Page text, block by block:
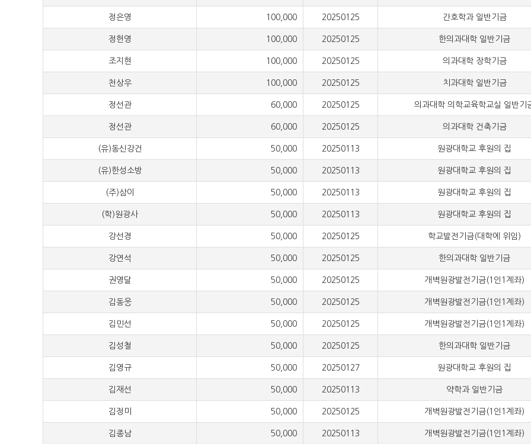
정은영 100,000 20250125 간호학과 일반기금
정헌영 100,000 20250125 한의과대학 일반기금
조지현 100,000 20250125 의과대학 장학기금
천상우 100,000 20250125 치과대학 일반기금
정선관 60,000 20250125 의과대학 의학교육학교실 일반기
정선관 60,000 20250125 의과대학 건축기금
(유)동신강건 50,000 20250113 원광대학교 후원의 집
(유)한성소방 50,000 20250113 원광대학교 후원의 집
(주)삼이 50,000 20250113 원광대학교 후원의 집
(학)원광사 50,000 20250113 원광대학교 후원의 집
강선경 50,000 20250125 학교발전기금(대학에 위임)
강연석 50,000 20250125 한의과대학 일반기금
권영달 50,000 20250125 개벽원광발전기금(1인1계좌)
김동웅 50,000 20250125 개벽원광발전기금(1인1계좌)
김민선 50,000 20250125 개벽원광발전기금(1인1계좌)
김성철 50,000 20250125 한의과대학 일반기금
김영규 50,000 20250127 원광대학교 후원의 집
김재선 50,000 20250113 약학과 일반기금
김정미 50,000 20250125 개벽원광발전기금(1인1계좌)
김종남 50,000 20250113 개벽원광발전기금(1인1계좌)